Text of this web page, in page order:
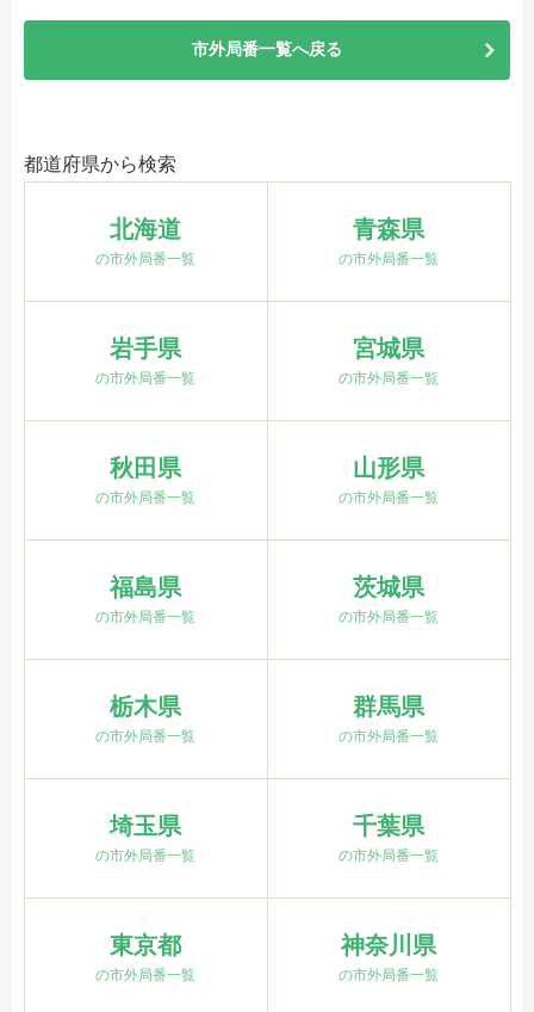
市外局番一覧へ戻る
都道府県から検索
北海道
の市外局番一覧
青森県
の市外局番一覧
岩手県
の市外局番一覧
宮城県
の市外局番一覧
秋田県
の市外局番一覧
山形県
の市外局番一覧
福島県
の市外局番一覧
茨城県
の市外局番一覧
栃木県
の市外局番一覧
群馬県
の市外局番一覧
埼玉県
の市外局番一覧
千葉県
の市外局番一覧
東京都
の市外局番一覧
神奈川県
の市外局番一覧